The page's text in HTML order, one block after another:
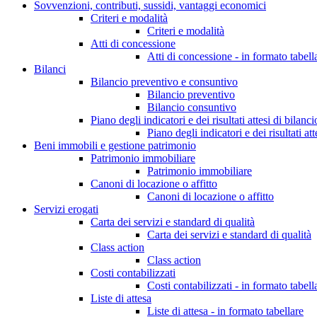
Sovvenzioni, contributi, sussidi, vantaggi economici
Criteri e modalità
Criteri e modalità
Atti di concessione
Atti di concessione - in formato
Bilanci
Bilancio preventivo e consuntivo
Bilancio preventivo
Bilancio consuntivo
Piano degli indicatori e dei risultati attesi di
Piano degli indicatori e dei risultati
Beni immobili e gestione patrimonio
Patrimonio immobiliare
Patrimonio immobiliare
Canoni di locazione o affitto
Canoni di locazione o affitto
Servizi erogati
Carta dei servizi e standard di qualità
Carta dei servizi e standard di qualità
Class action
Class action
Costi contabilizzati
Costi contabilizzati - in formato
Liste di attesa
Liste di attesa - in formato tabellare